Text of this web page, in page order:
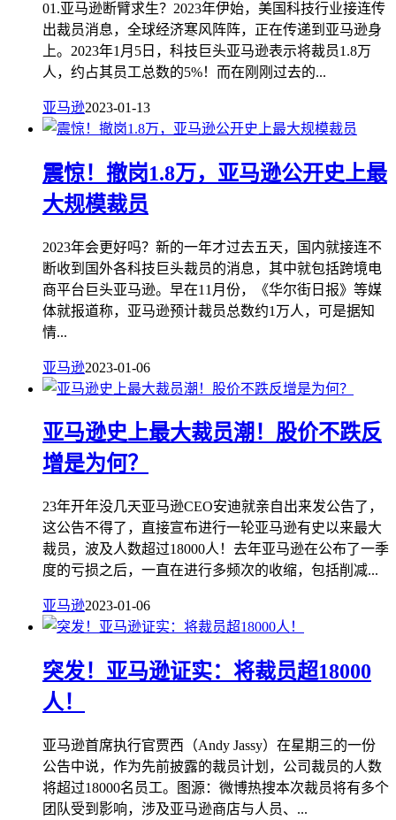
01.亚马逊断臂求生？2023年伊始，美国科技行业接连传
出裁员消息，全球经济寒风阵阵，正在传递到亚马逊身
上。2023年1月5日，科技巨头亚马逊表示将裁员1.8万
人，约占其员工总数的5%！而在刚刚过去的...
亚马逊2023-01-13
震惊！撤岗1.8万，亚马逊公开史上最
大规模裁员
2023年会更好吗？新的一年才过去五天，国内就接连不
断收到国外各科技巨头裁员的消息，其中就包括跨境电
商平台巨头亚马逊。早在11月份，《华尔街日报》等媒
体就报道称，亚马逊预计裁员总数约1万人，可是据知
情...
亚马逊2023-01-06
亚马逊史上最大裁员潮！股价不跌反
增是为何？
23年开年没几天亚马逊CEO安迪就亲自出来发公告了，
这公告不得了，直接宣布进行一轮亚马逊有史以来最大
裁员，波及人数超过18000人！去年亚马逊在公布了一季
度的亏损之后，一直在进行多频次的收缩，包括削减...
亚马逊2023-01-06
突发！亚马逊证实：将裁员超18000
人！
亚马逊首席执行官贾西（Andy Jassy）在星期三的一份
公告中说，作为先前披露的裁员计划，公司裁员的人数
将超过18000名员工。图源：微博热搜本次裁员将有多个
团队受到影响，涉及亚马逊商店与人员、...